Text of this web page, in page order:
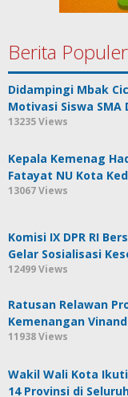
Berita Populer
Didampingi Mbak
Motivasi Siswa
13235 Views
Kepala Kemenag
Fatayat NU Kota
13067 Views
Komisi IX DPR RI
Gelar Sosialisasi
12499 Views
Ratusan Relawan
Kemenangan
11938 Views
Wakil Wali Kota
14 Provinsi di